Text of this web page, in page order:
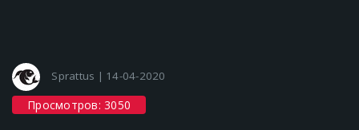
Sprattus | 14-04-2020
Просмотров: 3050